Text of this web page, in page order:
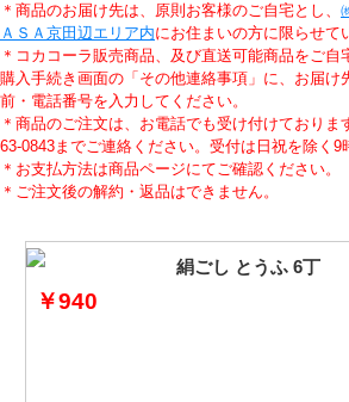
＊商品のお届け先は、原則お客様のご自宅とし 、
ＡＳＡ京田辺エリア内にお住まいの方に限らせて
＊コカコーラ販売商品、及び直送可能商品をご
購入手続き画面の「その他連絡事項」に、お届け
前・電話番号を入力してください。
＊商品のご注文は、お電話でも受け付けておりま
63-0843までご連絡ください。受付は日祝を除く9
＊お支払方法は商品ページにてご確認ください。
＊ご注文後の解約・返品はできません。
絹ごし とうふ 6丁
￥940